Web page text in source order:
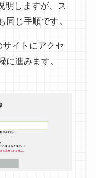
明しますが、ス
同じ手順です。
サイトにアクセ
に進みます。